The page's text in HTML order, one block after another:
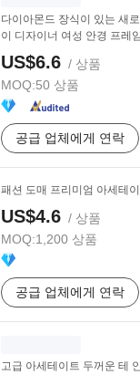
다이아몬드 장식이 있는 새
이 디자이너 여성 안경 프레
US$6.6 / 상품
MOQ:50 상품
공급 업체에게 연락
패션 도매 프리미엄 아세테
US$4.6 / 상품
MOQ:1,200 상품
공급 업체에게 연락
고급 아세테이트 두꺼운 테